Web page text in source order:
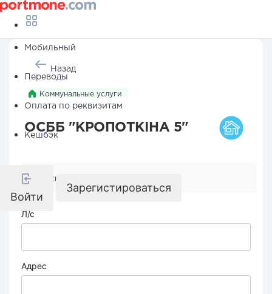
Мобильный
Переводы
Оплата по реквизитам
Кешбэк
Войти
Зарегистироваться
Назад
Коммунальные услуги
ОСББ "КРОПОТКІНА 5"
Реквизиты компании
Л/с
Адрес